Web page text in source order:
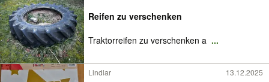
Reifen zu verschenken
Traktorreifen zu verschenken a ...
Lindlar 13.12.2025